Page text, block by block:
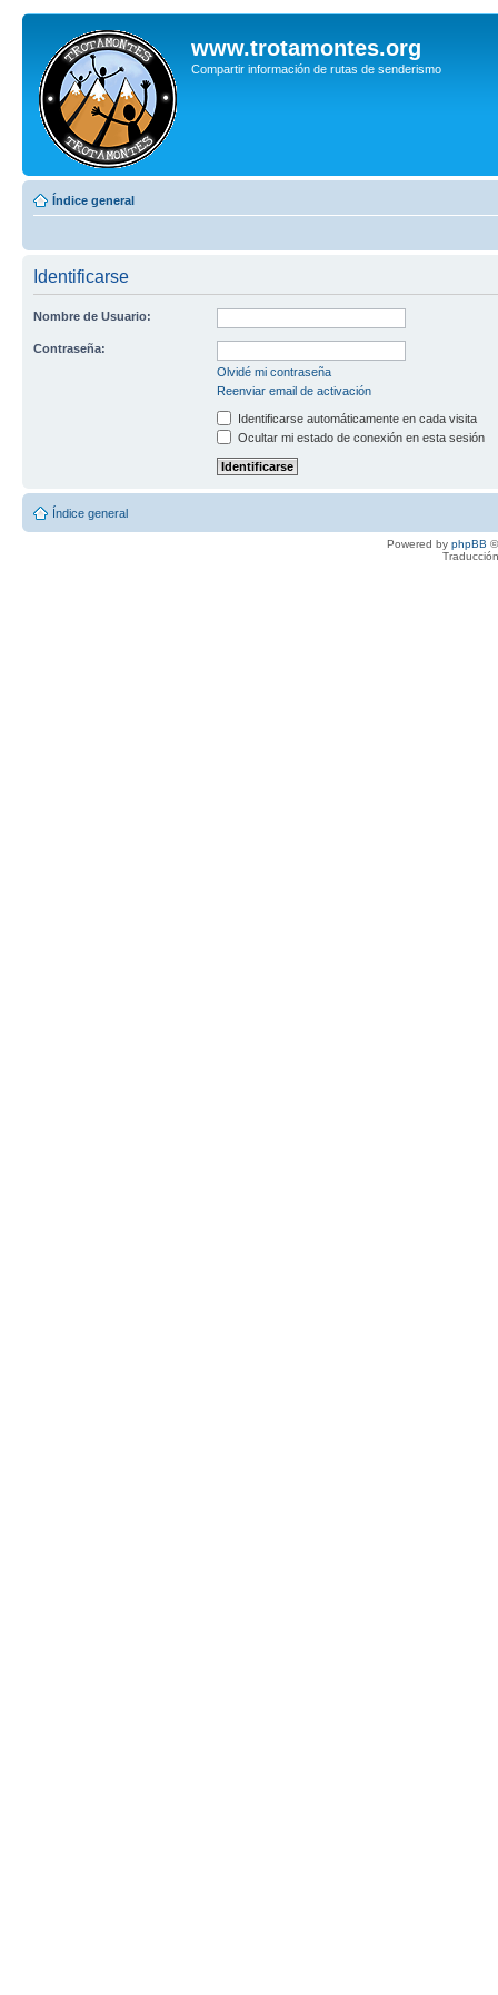
www.trotamontes.org
Compartir información de rutas de senderismo
Índice general
Identificarse
Nombre de Usuario:
Contraseña:
Olvidé mi contraseña
Reenviar email de activación
Identificarse automáticamente en cada visita
Ocultar mi estado de conexión en esta sesión
Índice general
Powered by phpBB